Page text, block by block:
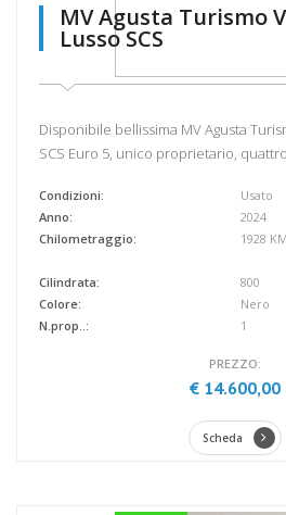
MV Agusta Turismo
Lusso SCS
Disponibile bellissima MV Agusta
SCS Euro 5, unico proprietario,
Condizioni:
Anno:
Chilometraggio:
Usato
2024
1928 KM
Cilindrata:
Colore:
N.prop..:
800
Nero
1
PREZZO:
€ 14.600,00
Scheda